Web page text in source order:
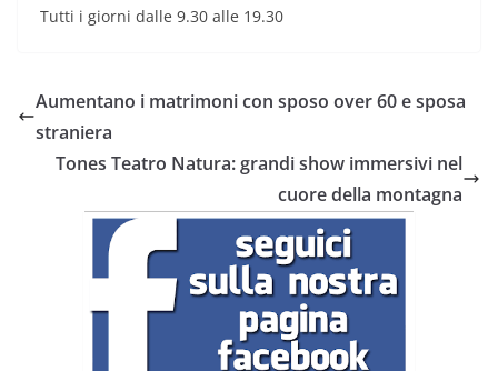
Tutti i giorni dalle 9.30 alle 19.30
Aumentano i matrimoni con sposo over 60 e sposa
straniera
Tones Teatro Natura: grandi show immersivi nel
cuore della montagna